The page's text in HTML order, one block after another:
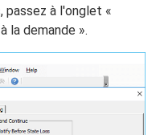
à l'onglet «
la demande ».